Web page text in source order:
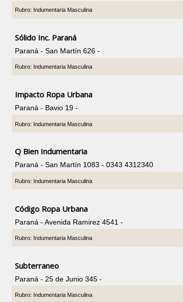
Rubro: Indumentaria Masculina
Sólido Inc. Paraná
Paraná - San Martín 626 -
Rubro: Indumentaria Masculina
Impacto Ropa Urbana
Paraná - Bavio 19 -
Rubro: Indumentaria Masculina
Q Bien Indumentaria
Paraná - San Martín 1083 - 0343 4312340
Rubro: Indumentaria Masculina
Código Ropa Urbana
Paraná - Avenida Ramirez 4541 -
Rubro: Indumentaria Masculina
Subterraneo
Paraná - 25 de Junio 345 -
Rubro: Indumentaria Masculina